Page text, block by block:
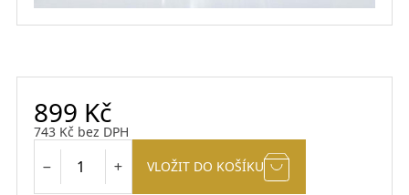
899 Kč
743 Kčbez DPH
VLOŽIT DO KOŠÍKU